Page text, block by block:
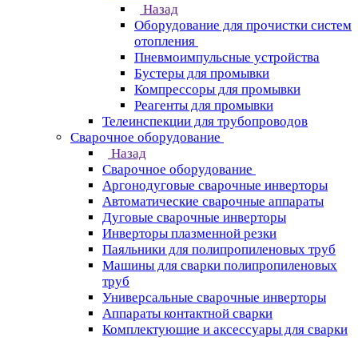
Назад
Оборудование для прочистки систем
отопления
Пневмоимпульсные устройства
Бустеры для промывки
Компрессоры для промывки
Реагенты для промывки
Телеинспекции для трубопроводов
Сварочное оборудование
Назад
Сварочное оборудование
Аргонодуговые сварочные инверторы
Автоматические сварочные аппараты
Дуговые сварочные инверторы
Инверторы плазменной резки
Паяльники для полипропиленовых труб
Машины для сварки полипропиленовых
труб
Универсальные сварочные инверторы
Аппараты контактной сварки
Комплектующие и аксессуары для сварки